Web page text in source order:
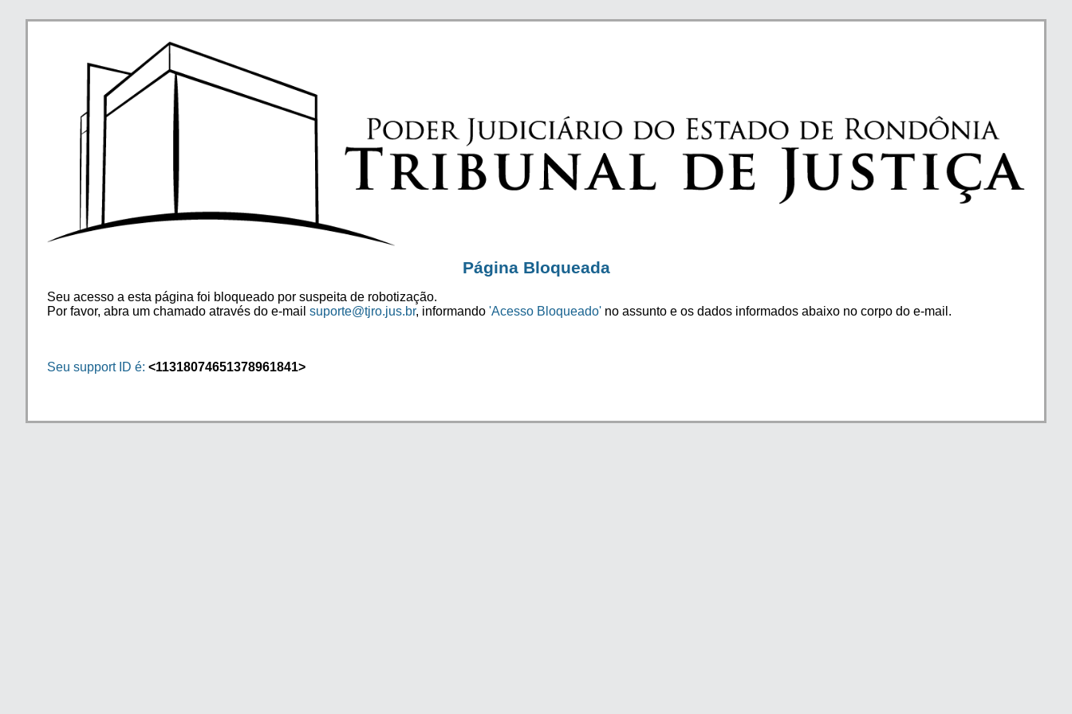
Página Bloqueada
Seu acesso a esta página foi bloqueado por suspeita de robotização.
Por favor, abra um chamado através do e-mail suporte@tjro.jus.br, informando 'Acesso Bloqueado' no assunto e os dados informados abaixo no corpo do e-mail.
Seu support ID é: <11318074651378961841>